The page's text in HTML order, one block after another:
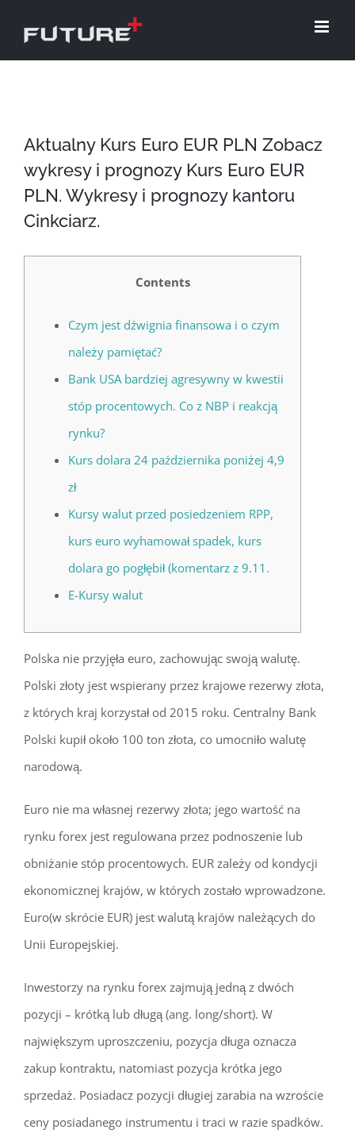
Aktualny Kurs Euro EUR PLN Zobacz
wykresy i prognozy Kurs Euro EUR
PLN. Wykresy i prognozy kantoru
Cinkciarz.
Contents
Czym jest dźwignia finansowa i o czym
należy pamiętać?
Bank USA bardziej agresywny w kwestii
stóp procentowych. Co z NBP i reakcją
rynku?
Kurs dolara 24 października poniżej 4,9
zł
Kursy walut przed posiedzeniem RPP,
kurs euro wyhamował spadek, kurs
dolara go pogłębił (komentarz z 9.11.
E-Kursy walut
Polska nie przyjęła euro, zachowując swoją walutę.
Polski złoty jest wspierany przez krajowe rezerwy złota,
z których kraj korzystał od 2015 roku. Centralny Bank
Polski kupił około 100 ton złota, co umocniło walutę
narodową.
Euro nie ma własnej rezerwy złota; jego wartość na
rynku forex jest regulowana przez podnoszenie lub
obniżanie stóp procentowych. EUR zależy od kondycji
ekonomicznej krajów, w których zostało wprowadzone.
Euro(w skrócie EUR) jest walutą krajów należących do
Unii Europejskiej.
Inwestorzy na rynku forex zajmują jedną z dwóch
pozycji – krótką lub długą (ang. long/short). W
największym uproszczeniu, pozycja długa oznacza
zakup kontraktu, natomiast pozycja krótka jego
sprzedaż. Posiadacz pozycji długiej zarabia na wzroście
ceny posiadanego instrumentu i traci w razie spadków.